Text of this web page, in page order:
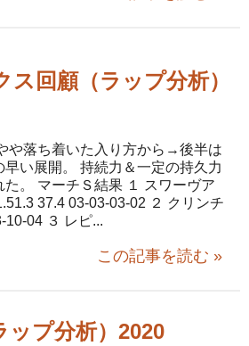
ス回顧（ラップ分析）
や落ち着いた入り方から→後半は
早い展開。 持続力＆一定の持久力
た。 マーチＳ結果 １ スワーヴア
37.4 03-03-03-02 ２ クリンチ
10-04 ３ レピ...
この記事を読む »
ップ分析）2020